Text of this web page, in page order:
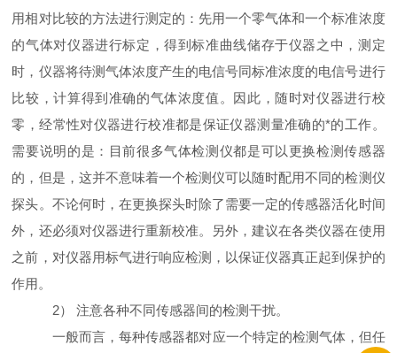
用相对比较的方法进行测定的：先用一个零气体和一个标准浓度
的气体对仪器进行标定，得到标准曲线储存于仪器之中，测定
时，仪器将待测气体浓度产生的电信号同标准浓度的电信号进行
比较，计算得到准确的气体浓度值。因此，随时对仪器进行校
零，经常性对仪器进行校准都是保证仪器测量准确的*的工作。
需要说明的是：目前很多气体检测仪都是可以更换检测传感器
的，但是，这并不意味着一个检测仪可以随时配用不同的检测仪
探头。不论何时，在更换探头时除了需要一定的传感器活化时间
外，还必须对仪器进行重新校准。另外，建议在各类仪器在使用
之前，对仪器用标气进行响应检测，以保证仪器真正起到保护的
作用。
2） 注意各种不同传感器间的检测干扰。
一般而言，每种传感器都对应一个特定的检测气体，但任